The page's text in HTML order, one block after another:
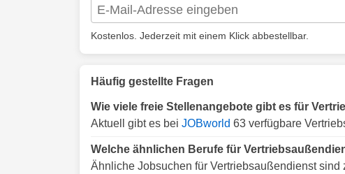
Kostenlos. Jederzeit mit einem Klick abbestellbar.
Häufig gestellte Fragen
Wie viele freie Stellenangebote gibt es für
Aktuell gibt es bei JOBworld 63 verfügbare
Welche ähnlichen Berufe für
Ähnliche Jobsuchen für Vertriebsaußendienst sind